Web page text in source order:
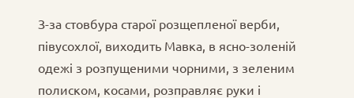
З-за стовбура старої розщепленої верби,
півусохлої, виходить Мавка, в ясно-золеній
одежі з розпущеними чорними, з зеленим
полиском, косами, розправляє руки і